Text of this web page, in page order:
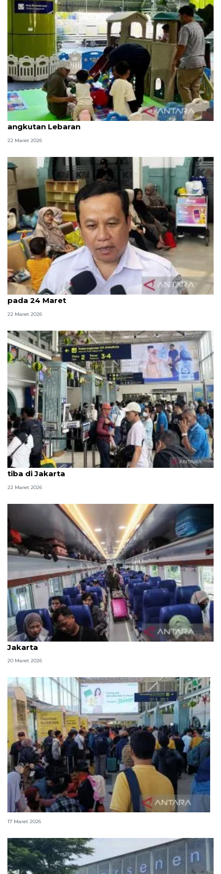
KAI pastikan waktu tunggu nyaman dalam periode
angkutan Lebaran
22 Maret 2026
KAI prediksi puncak arus balik di Jakarta jatuh
pada 24 Maret
22 Maret 2026
H+1 Lebaran, pemudik dan perantau mulai kembali
tiba di Jakarta
22 Maret 2026
H-1 Lebaran, 50.636 penumpang kereta tinggalkan
Jakarta
20 Maret 2026
Stasiun Senen dipadati pemudik pada H-4 Idul Fitri
17 Maret 2026